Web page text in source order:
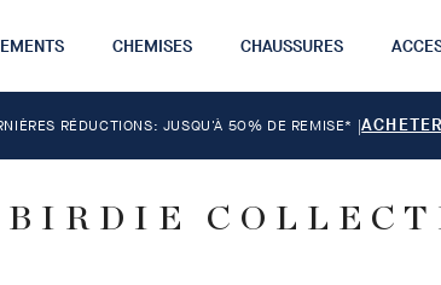
CHEMISES CHAUSSURES
RÉDUCTIONS: JUSQU'À 50% DE REMISE* |
BIRDIE